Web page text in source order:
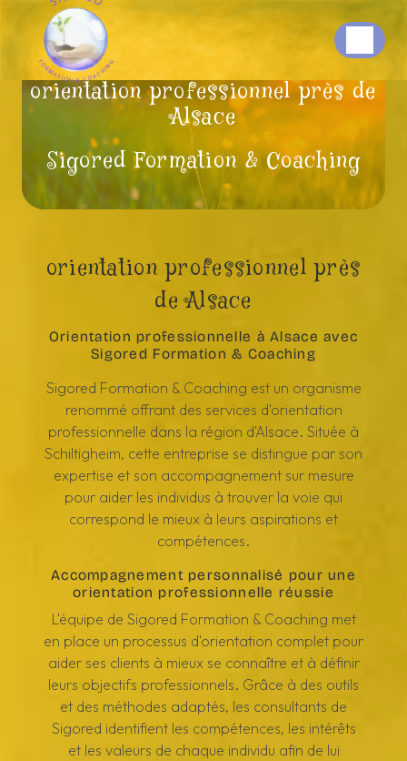
orientation professionnel près de
Alsace
Sigored Formation & Coaching
orientation professionnel près
de Alsace
Orientation professionnelle à Alsace avec
Sigored Formation & Coaching
Sigored Formation & Coaching est un organisme
renommé offrant des services d'orientation
professionnelle dans la région d'Alsace. Située à
Schiltigheim, cette entreprise se distingue par son
expertise et son accompagnement sur mesure
pour aider les individus à trouver la voie qui
correspond le mieux à leurs aspirations et
compétences.
Accompagnement personnalisé pour une
orientation professionnelle réussie
L'équipe de Sigored Formation & Coaching met
en place un processus d'orientation complet pour
aider ses clients à mieux se connaître et à définir
leurs objectifs professionnels. Grâce à des outils
et des méthodes adaptés, les consultants de
Sigored identifient les compétences, les intérêts
et les valeurs de chaque individu afin de lui
Panneau de gestion des cookies